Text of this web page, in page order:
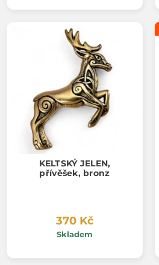
KELTSKÝ JELEN,
přívěšek, bronz
370 Kč
Skladem